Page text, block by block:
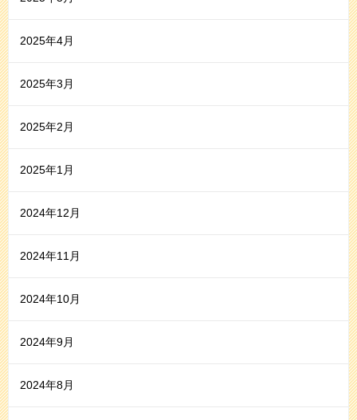
2025年4月
2025年3月
2025年2月
2025年1月
2024年12月
2024年11月
2024年10月
2024年9月
2024年8月